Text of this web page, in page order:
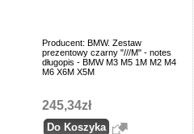
Producent: BMW. Zestaw
prezentowy czarny "///M" - notes
długopis - BMW M3 M5 1M M2 M4
M6 X6M X5M
245,34zł